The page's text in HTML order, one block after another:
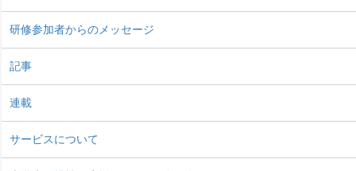
研修参加者からのメッセージ
記事
連載
サービスについて